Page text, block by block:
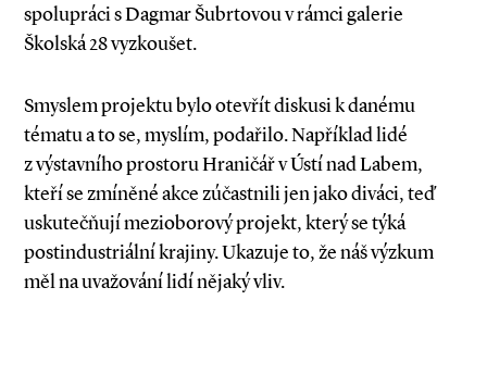
spolupráci s Dagmar Šubrtovou v rámci galerie
Školská 28 vyzkoušet.
Smyslem projektu bylo otevřít diskusi k danému
tématu a to se, myslím, podařilo. Například lidé
z výstavního prostoru Hraničář v Ústí nad Labem,
kteří se zmíněné akce zúčastnili jen jako diváci, teď
uskutečňují mezioborový projekt, který se týká
postindustriální krajiny. Ukazuje to, že náš výzkum
měl na uvažování lidí nějaký vliv.